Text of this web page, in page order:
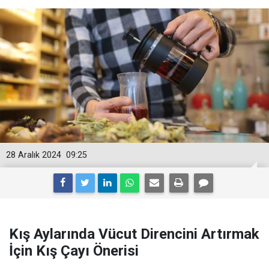
09:25
28 Aralık 2024
Kış Aylarında Vücut Direncini Artırmak
İçin Kış Çayı Önerisi